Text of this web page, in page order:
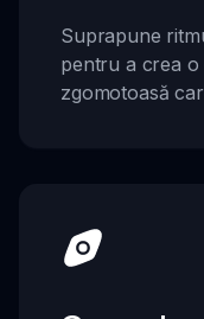
Suprapune
pentru a crea o
zgomotoasă